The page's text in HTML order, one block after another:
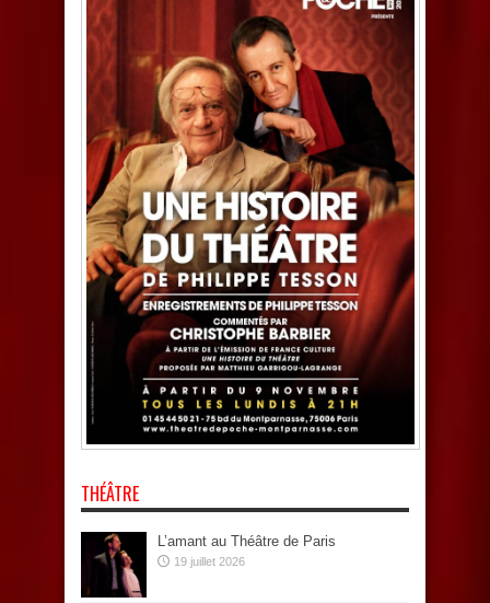
THÉÂTRE
L’amant au Théâtre de Paris
19 juillet 2026